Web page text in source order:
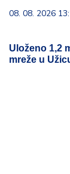
08. 08. 2026
Uloženo 1,2
mreže u